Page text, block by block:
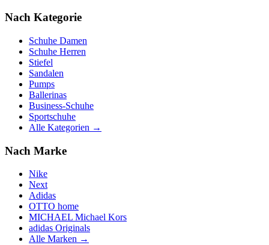
Nach Kategorie
Schuhe Damen
Schuhe Herren
Stiefel
Sandalen
Pumps
Ballerinas
Business-Schuhe
Sportschuhe
Alle Kategorien →
Nach Marke
Nike
Next
Adidas
OTTO home
MICHAEL Michael Kors
adidas Originals
Alle Marken →